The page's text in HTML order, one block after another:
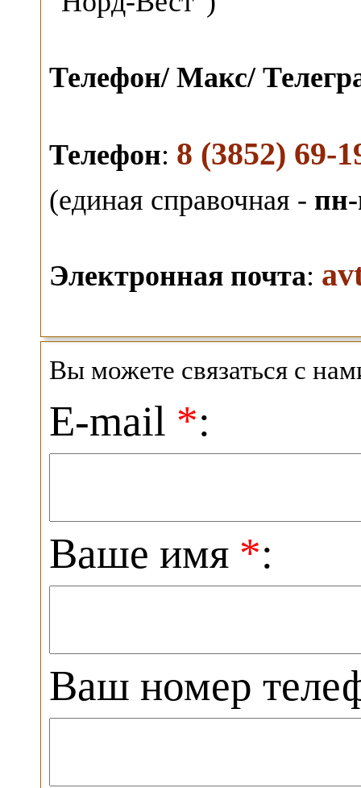
Телефон/ Макс/
Телефон: 8 (3852) 69-
(единая справочная -
Электронная почта:
Вы можете связаться с
E-mail *:
Ваше имя *:
Ваш номер